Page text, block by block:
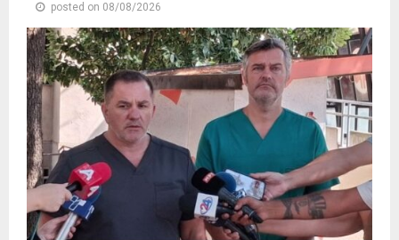
posted on 08/08/2026